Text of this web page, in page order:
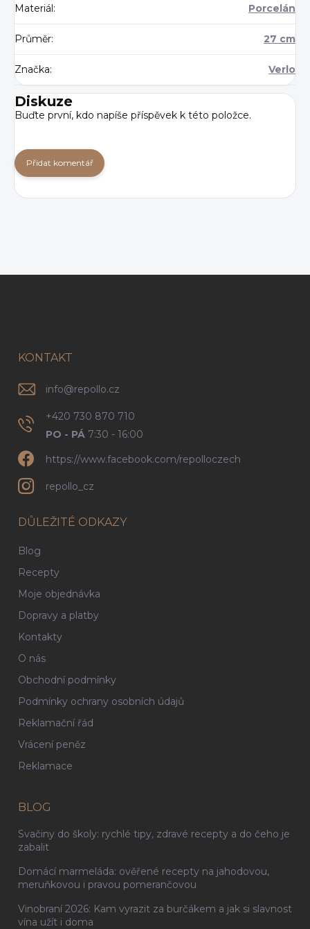
Materiál: Porcelán
Průměr: 27 cm
Značka: Verlo
Diskuze
Buďte první, kdo napíše příspěvek k této položce.
Přidat komentář
KONTAKT
info@repollo.cz
+420 730 870 710
PO - PÁ 7:30 - 16:00
https://www.facebook.com/repolloczech
repollo_cz
DŮLEŽITÉ ODKAZY
Blog
Recepty
Moje objednávka
Dopravy a platby
Kontakty
O nás
Obchodní podmínky
Podmínky ochrany osobních údajů
Reklamační řád
Vrácení peněz
Reklamace
BLOG
Svačiny do školy: rychlé tipy, zdravé recepty a do čeho je
zabalit
Domácí marmeláda: ověřené recepty na jahodovou,
meruňkovou i pravou pomerančovou
Vinobraní 2026: Kam vyrazit za burčákem a jak si slavnost
vína užít i doma